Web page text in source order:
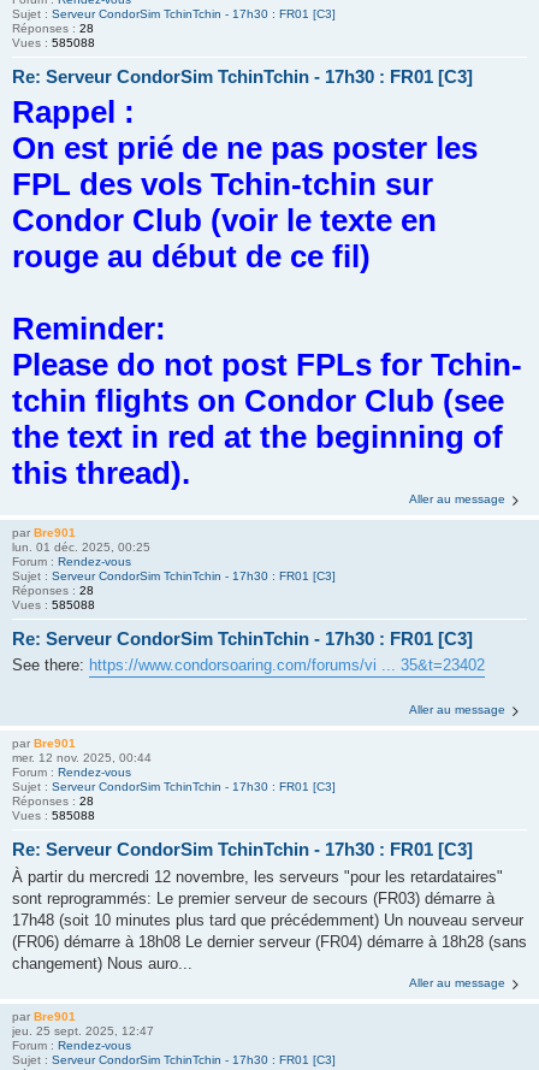
Sujet : Serveur CondorSim TchinTchin - 17h30 : FR01 [C3]
Réponses : 28
Vues : 585088
Re: Serveur CondorSim TchinTchin - 17h30 : FR01 [C3]
Rappel :
On est prié de ne pas poster les
FPL des vols Tchin-tchin sur
Condor Club (voir le texte en
rouge au début de ce fil)
Reminder:
Please do not post FPLs for Tchin-
tchin flights on Condor Club (see
the text in red at the beginning of
this thread).
Aller au message
par Bre901
lun. 01 déc. 2025, 00:25
Forum : Rendez-vous
Sujet : Serveur CondorSim TchinTchin - 17h30 : FR01 [C3]
Réponses : 28
Vues : 585088
Re: Serveur CondorSim TchinTchin - 17h30 : FR01 [C3]
See there: https://www.condorsoaring.com/forums/vi ... 35&t=23402
Aller au message
par Bre901
mer. 12 nov. 2025, 00:44
Forum : Rendez-vous
Sujet : Serveur CondorSim TchinTchin - 17h30 : FR01 [C3]
Réponses : 28
Vues : 585088
Re: Serveur CondorSim TchinTchin - 17h30 : FR01 [C3]
À partir du mercredi 12 novembre, les serveurs "pour les retardataires"
sont reprogrammés: Le premier serveur de secours (FR03) démarre à
17h48 (soit 10 minutes plus tard que précédemment) Un nouveau serveur
(FR06) démarre à 18h08 Le dernier serveur (FR04) démarre à 18h28 (sans
changement) Nous auro...
Aller au message
par Bre901
jeu. 25 sept. 2025, 12:47
Forum : Rendez-vous
Sujet : Serveur CondorSim TchinTchin - 17h30 : FR01 [C3]